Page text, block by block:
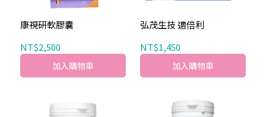
康視研軟膠囊
NT$2,500
加入購物車
弘茂生技 適倍利
NT$1,450
加入購物車